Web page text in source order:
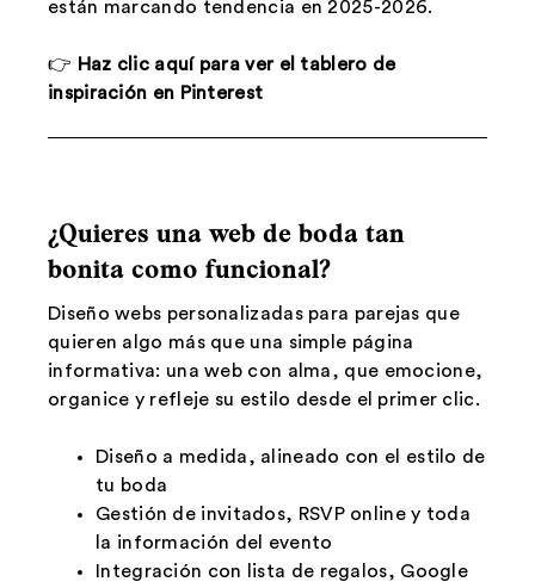
están marcando tendencia en 2025-2026.
👉 Haz clic aquí para ver el tablero de
inspiración en Pinterest
¿Quieres una web de boda tan
bonita como funcional?
Diseño webs personalizadas para parejas que
quieren algo más que una simple página
informativa: una web con alma, que emocione,
organice y refleje su estilo desde el primer clic.
Diseño a medida, alineado con el estilo de
tu boda
Gestión de invitados, RSVP online y toda
la información del evento
Integración con lista de regalos, Google